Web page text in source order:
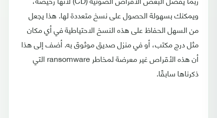
ويمكنك بسهولة الحصول على نسخ متعددة لها. هذا يجعل
من السهل الحفاظ على هذه النسخ الاحتياطية في أي مكان
مثل درج مكتب، أو في منزل صديق موثوق به. أضف إلى هذا
أن هذه الأقراص غير معرضة لمخاطر ransomware التي
ذكرناها سابقًا.